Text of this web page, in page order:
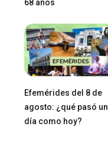
68 años
Efemérides del 8 de
agosto: ¿qué pasó un
día como hoy?